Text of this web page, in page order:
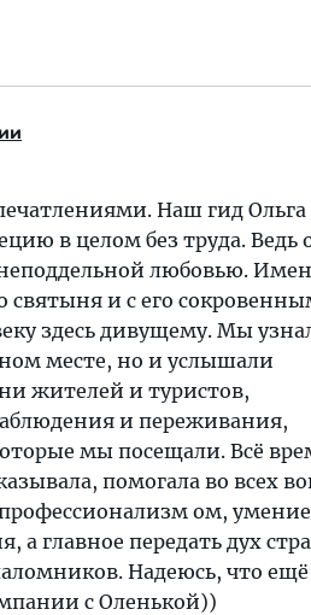
Наш гид Ольга
в целом без труда. Ведь
любовью.
святыня и с его
здесь дивущему. Мы
месте, но и услышали
жителей и туристов,
и переживания,
мы посещали. Всё
помогала во всех
ом,
а главное передать дух
Надеюсь, что ещё
с Оленькой))